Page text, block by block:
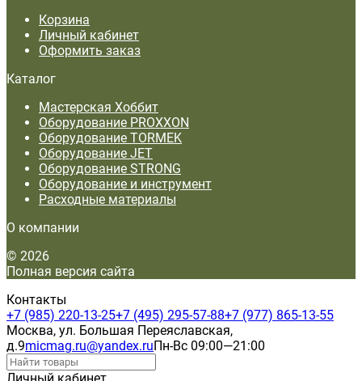
Корзина
Личный кабинет
Оформить заказ
Каталог
Мастерская Хоббит
Оборудование PROXXON
Оборудование TORMEK
Оборудование JET
Оборудование STRONG
Оборудование и инструмент
Расходные материалы
О компании
© 2026
Полная версия сайта
Контакты
+7 (985) 220-13-25+7 (495) 295-57-88+7 (977) 865-13-55
Москва, ул. Большая Переяславская,
д.9micmag.ru@yandex.ruПн-Вс 09:00—21:00